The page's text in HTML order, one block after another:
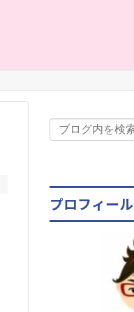
プロフィール